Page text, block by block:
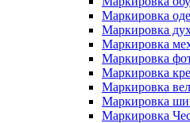
Маркировка
Маркировка
Маркировка
Маркировка
Маркировка
Маркировка
Маркировка
Маркировка